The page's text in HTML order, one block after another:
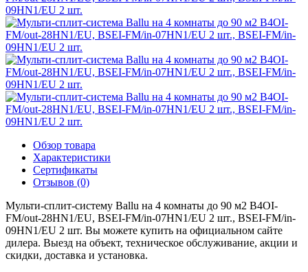
Обзор товара
Характеристики
Сертификаты
Отзывов (0)
Мульти-сплит-систему Ballu на 4 комнаты до 90 м2 B4OI-
FM/out-28HN1/EU, BSEI-FM/in-07HN1/EU 2 шт., BSEI-FM/in-
09HN1/EU 2 шт. Вы можете купить на официальном сайте
дилера. Выезд на объект, техническое обслуживание, акции и
скидки, доставка и установка.